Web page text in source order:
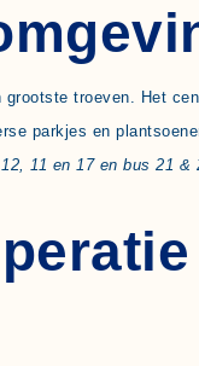
troeven. Het
parkjes en
11 en 17 en bus 21